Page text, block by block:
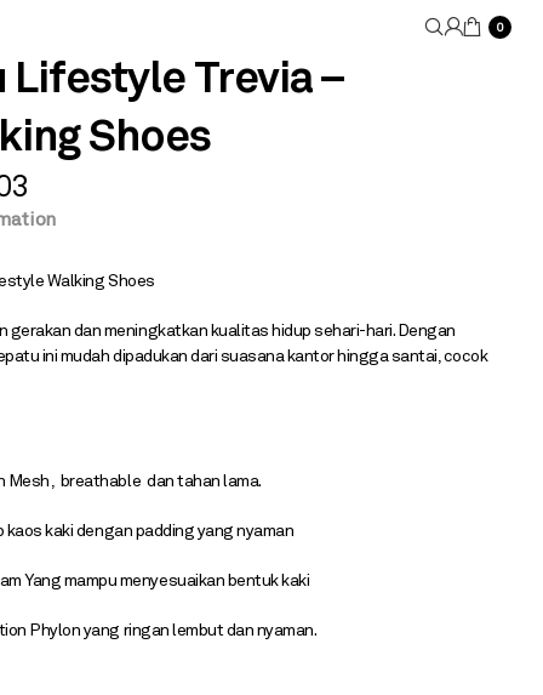
0
Lifestyle Trevia –
Shoes
Walking Shoes
gerakan dan meningkatkan kualitas hidup sehari-hari. Dengan
ini mudah dipadukan dari suasana kantor hingga santai, cocok
, breathable dan tahan lama.
kaki dengan padding yang nyaman
Yang mampu menyesuaikan bentuk kaki
Phylon yang ringan lembut dan nyaman.